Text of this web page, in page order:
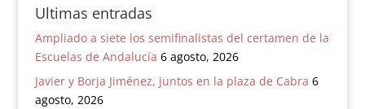
Ultimas entradas
Ampliado a siete los semifinalistas del certamen de la
Escuelas de Andalucía 6 agosto, 2026
Javier y Borja Jiménez, juntos en la plaza de Cabra 6
agosto, 2026